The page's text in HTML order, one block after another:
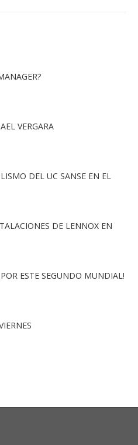
VERGARA
DEL UC SANSE EN EL
DE LENNOX EN
ESTE SEGUNDO MUNDIAL!